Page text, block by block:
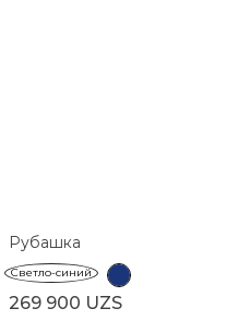
Рубашка
Светло-синий
269 900 UZS